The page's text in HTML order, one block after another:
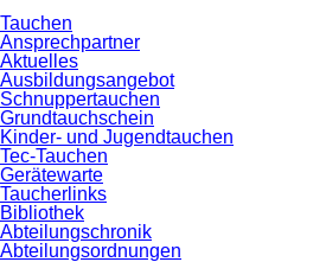
Navigation
überspringen
Tauchen
Ansprechpartner
Aktuelles
Ausbildungsangebot
Schnuppertauchen
Grundtauchschein
Kinder- und Jugendtauchen
Tec-Tauchen
Gerätewarte
Taucherlinks
Bibliothek
Abteilungschronik
Abteilungsordnungen